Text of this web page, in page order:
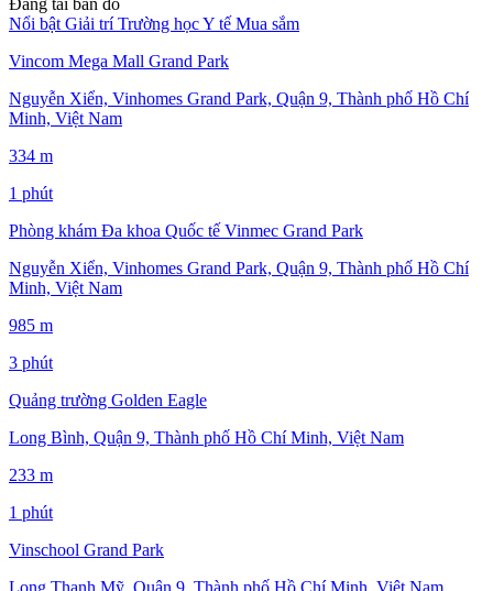
Đang tải bản đồ
Nổi bật Giải trí Trường họcY tế Mua sắm
Vincom Mega Mall Grand Park
Nguyễn Xiển, Vinhomes Grand Park, Quận 9, Thành phố Hồ Chí
Minh, Việt Nam
334 m
1 phút
Phòng khám Đa khoa Quốc tế Vinmec Grand Park
Nguyễn Xiển, Vinhomes Grand Park, Quận 9, Thành phố Hồ Chí
Minh, Việt Nam
985 m
3 phút
Quảng trường Golden Eagle
Long Bình, Quận 9, Thành phố Hồ Chí Minh, Việt Nam
233 m
1 phút
Vinschool Grand Park